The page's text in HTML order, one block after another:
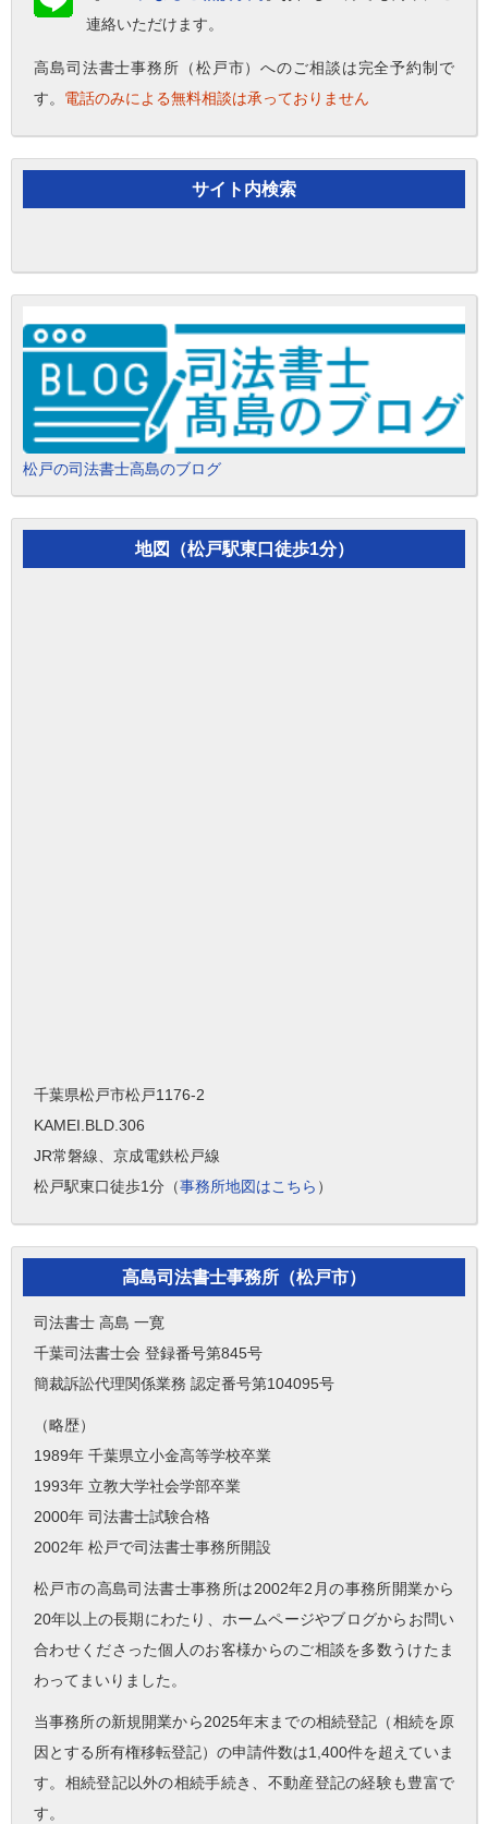
連絡いただけます。
高島司法書士事務所（松戸市）へのご相談は完全予約制で
す。 電話のみによる無料相談は承っておりません
サイト内検索
松戸の司法書士高島のブログ
地図（松戸駅東口徒歩1分）
千葉県松戸市松戸1176-2
KAMEI.BLD.306
JR常磐線、京成電鉄松戸線
松戸駅東口徒歩1分（事務所地図はこちら ）
高島司法書士事務所（松戸市）
司法書士 高島 一寛
千葉司法書士会 登録番号第845号
簡裁訴訟代理関係業務 認定番号第104095号
（略歴）
1989年 千葉県立小金高等学校卒業
1993年 立教大学社会学部卒業
2000年 司法書士試験合格
2002年 松戸で司法書士事務所開設
松戸市の高島司法書士事務所は2002年2月の事務所開業から
20年以上の長期にわたり、ホームページやブログからお問い
合わせくださった個人のお客様からのご相談を多数うけたま
わってまいりました。
当事務所の新規開業から2025年末までの相続登記（相続を原
因とする所有権移転登記）の申請件数は1,400件を超えていま
す。相続登記以外の相続手続き、不動産登記の経験も豊富で
す。